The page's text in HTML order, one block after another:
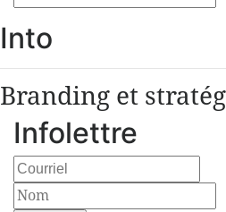
Into
Branding et
Infolettre